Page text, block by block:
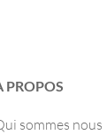
PROPOS
sommes nous